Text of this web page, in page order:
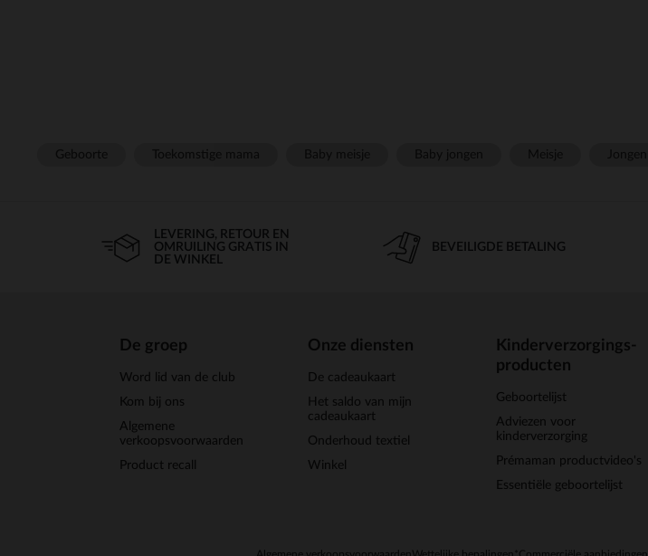
LEVERING, RETOUR EN
OMRUILING GRATIS IN
DE WINKEL
BEVEILIGDE BETALING
De groep
Word lid van de club
Kom bij ons
Algemene
verkoopsvoorwaarden
Product recall
Onze diensten
De cadeaukaart
Het saldo van mijn
cadeaukaart
Onderhoud textiel
Winkel
Kinderverzorgings-
producten
Geboortelijst
Adviezen voor
kinderverzorging
Prémaman productvideo's
Essentiële geboortelijst